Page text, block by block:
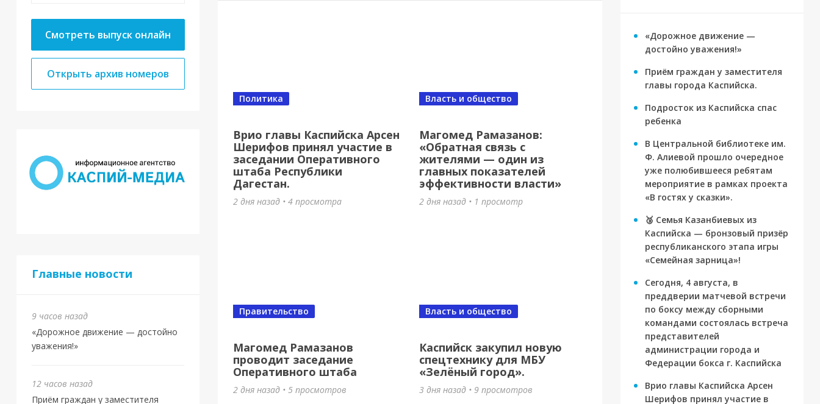
Смотреть выпуск онлайн
Открыть архив номеров
Главные новости
9 часов назад
«Дорожное движение — достойно
уважения!»
12 часов назад
Приём граждан у заместителя
Власть и общество
МБУ «Зелёный город».
3 дня назад• 9 просмотров
Юбилей большой победы: 50 лет
олимпийскому триумфу Владимира
Юмина
Врио главы Каспийска Арсен
Шерифов принял участие в
заседании Оперативного
штаба Республики
Дагестан.
Политика
2 дня назад • 4 просмотра
Магомед Рамазанов:
«Обратная связь с
жителями — один из
главных показателей
эффективности власти»
Власть и общество
2 дня назад • 1 просмотр
Магомед Рамазанов
проводит заседание
Оперативного штаба
Правительство
2 дня назад • 5 просмотров
Каспийск закупил новую
спецтехнику для МБУ
«Зелёный город».
Власть и общество
3 дня назад • 9 просмотров
«Дорожное движение —
достойно уважения!»
Приём граждан у заместителя
главы города Каспийска.
Подросток из Каспийска спас
ребенка
В Центральной библиотеке им.
Ф. Алиевой прошло очередное
уже полюбившееся ребятам
мероприятие в рамках проекта
«В гостях у сказки».
🥉 Семья Казанбиевых из
Каспийска — бронзовый призёр
республиканского этапа игры
«Семейная зарница»!
Сегодня, 4 августа, в
преддверии матчевой встречи
по боксу между сборными
командами состоялась встреча
представителей
администрации города и
Федерации бокса г. Каспийска
Врио главы Каспийска Арсен
Шерифов принял участие в